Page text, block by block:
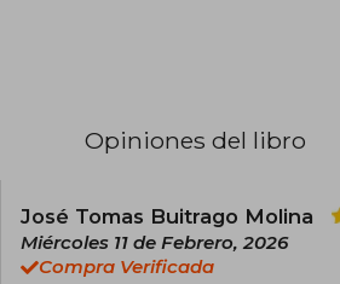
Opiniones del libro
José Tomas Buitrago Molina
Miércoles 11 de Febrero, 2026
Compra Verificada